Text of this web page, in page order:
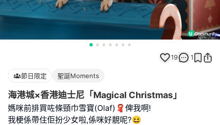
19 1
節日限定 聖誕Moments
海港城×香港迪士尼「Magical Christmas」
媽咪前排買咗條頸巾雪寶(Olaf)🧣俾我啊!
我梗係帶住佢扮少女啦,係咪好靚呢?😆